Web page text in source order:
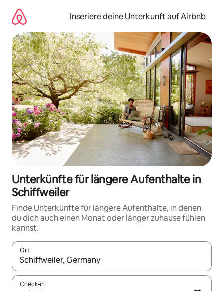
Inhalten
springen
Inseriere deine Unterkunft auf Airbnb
Unterkünfte für längere Aufenthalte in
Schiffweiler
Finde Unterkünfte für längere Aufenthalte, in denen
du dich auch einen Monat oder länger zuhause fühlen
kannst.
Ort
Wenn Ergebnisse verfügbar sind, navigiere mit den
Check-in